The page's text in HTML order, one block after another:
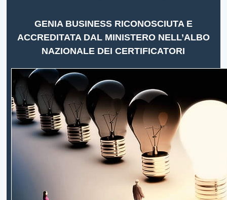
GENIA BUSINESS RICONOSCIUTA E
ACCREDITATA DAL MINISTERO NELL’ALBO
NAZIONALE DEI CERTIFICATORI